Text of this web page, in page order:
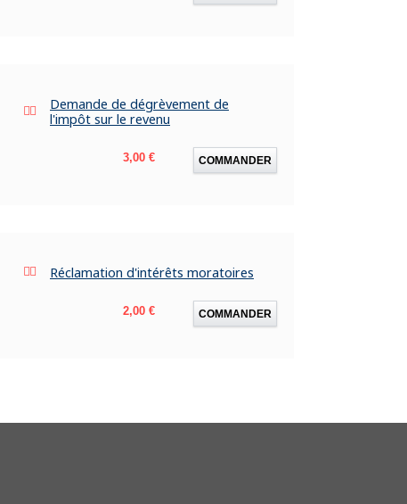
Demande de dégrèvement de
l'impôt sur le revenu
Prix
3,00 € COMMANDER
Réclamation d'intérêts moratoires
Prix
2,00 € COMMANDER